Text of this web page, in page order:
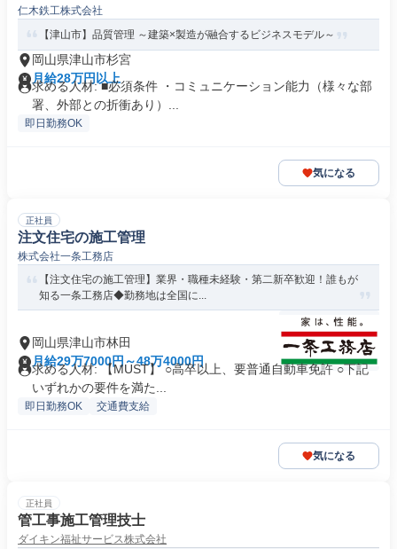
仁木鉄工株式会社
【津山市】品質管理 ～建築×製造が融合するビジネスモデル～
岡山県津山市杉宮
月給28万円以上
求める人材: ■必須条件 ・コミュニケーション能力（様々な部
署、外部との折衝あり）...
即日勤務OK
気になる
正社員
注文住宅の施工管理
株式会社一条工務店
【注文住宅の施工管理】業界・職種未経験・第二新卒歓迎！誰もが
知る一条工務店◆勤務地は全国に...
岡山県津山市林田
月給29万7000円～48万4000円
求める人材: 【MUST】 ○高卒以上、要普通自動車免許 ○下記
いずれかの要件を満た...
即日勤務OK 交通費支給
気になる
正社員
管工事施工管理技士
ダイキン福祉サービス株式会社